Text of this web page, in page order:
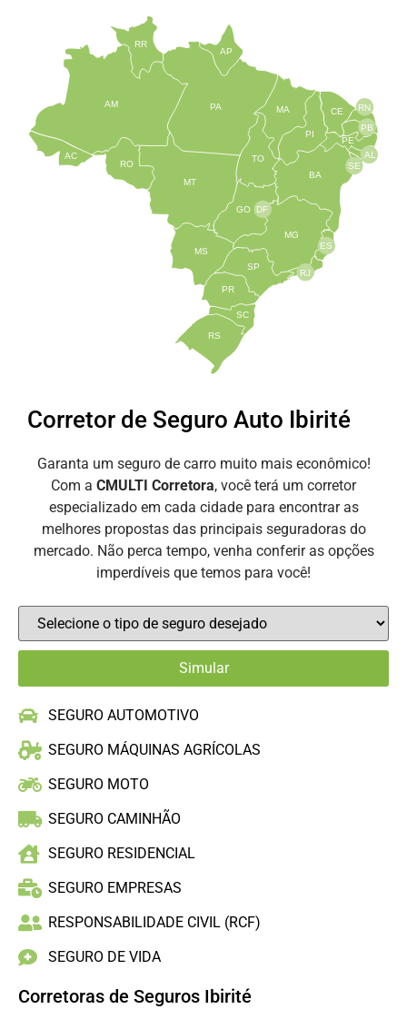
TO
BA
SE
PE
AL
RN
CE
PI
MA
AP
PA
RR
AM
AC
RO
MT
MS
GO
PR
SC
RS
SP
MG
RJ
ES
DF
PB
Corretor de Seguro Auto Ibirité
Garanta um seguro de carro muito mais econômico!
Com a CMULTI Corretora, você terá um corretor
especializado em cada cidade para encontrar as
melhores propostas das principais seguradoras do
mercado. Não perca tempo, venha conferir as opções
imperdíveis que temos para você!
SEGURO AUTOMOTIVO
SEGURO MÁQUINAS AGRÍCOLAS
SEGURO MOTO
SEGURO CAMINHÃO
SEGURO RESIDENCIAL
SEGURO EMPRESAS
RESPONSABILIDADE CIVIL (RCF)
SEGURO DE VIDA
Corretoras de Seguros Ibirité